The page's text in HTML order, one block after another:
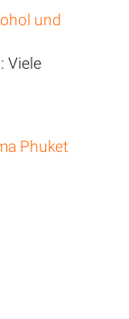
und
Viele
Phuket